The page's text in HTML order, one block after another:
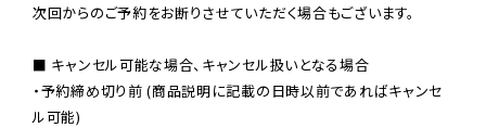
次回からのご予約をお断りさせていただく場合もございます。
■ キャンセル可能な場合、キャンセル扱いとなる場合
・予約締め切り前 (商品説明に記載の日時以前であればキャンセ
ル可能)